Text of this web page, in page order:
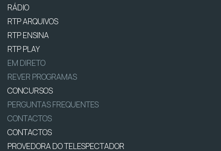
RÁDIO
RTP ARQUIVOS
RTP ENSINA
RTP PLAY
EM DIRETO
REVER PROGRAMAS
CONCURSOS
PERGUNTAS FREQUENTES
CONTACTOS
CONTACTOS
PROVEDORA DO TELESPECTADOR